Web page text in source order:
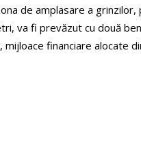
de amplasare a
va fi prevăzut cu două
financiare alocate